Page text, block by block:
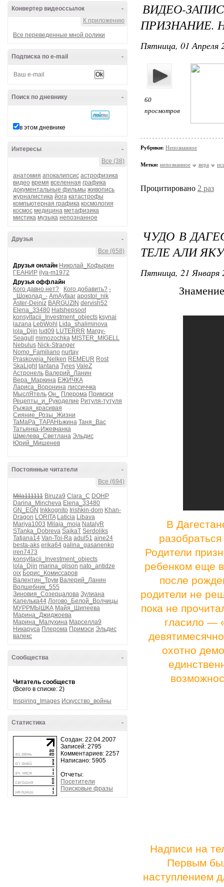
-
Конвертер видеоссылок
К приложению
Все переведенные мной ролики
-
Подписка по e-mail
-
Поиск по дневнику
в этом дневнике
-
Интересы
Все (38)
анатомия апокалипсис астрофизика
видео время вселенная графика
документальные фильмы живопись
журналистика йога катастрофы
компьютерная графика космология
космос медицина метафизика
мистика музыка непознанное
-
Друзья
Все (658)
Друзья онлайн Николай_Кофырин
ГЕАНИР ilya-m1972
Друзья оффлайн
Кого давно нет?
Кого добавить? -
_Шоколад_- AmAyfaar apostol_nik
Aster-Deiniz BARGUZIN dervish52
Elena_33480 Hatshepsoot
konsyltacii_Investment_objects ksynai
lazana LebWohl
Lida_shaliminova
lola_Djin lud09 LUTERRR Margy-
Seagull
mimozochka MISTER_MIGELL
Nebulus Nick-Stranger
Nomo_Familiano nurtay
Praskoveja_Nelken REMEUR Rost
SkaLight tantana Tyres ValeZ
Астронель Валерий_Ланин
Вера_Маркина ЕЖИЧКА
Лариса_Воронина лиссиччка
МыслЯтель Он_ Плерома Примэси
Рецепты_и_Рукоделие Ритуля-тутуля
Рыжая_красивая
Сияние_Розы_Жизни
ТаМаРа_ТАРАНЬжина Таня_Вас
Татьянка-Ижевчанка
Шмелева_Светлана Эльдис
Юрий_Мишенев
-
Постоянные читатели
Все (694)
Mila111111 Biruza9 Clara_C DOHP
Darina_Mincheva Elena_33480
GN_EGN Inkkognito Irishkin-dom Khan-
Dragon LORITA Laticia Libava
Mariya1003 Milaja_moja NatalyR
STanka_Dobreva SajkaT Serdoliks
Tatjana14 Van-Toi-Ra adul51 aine24
besta-aks erika64 galina_gasanenko
iren7473
konsyltacii_Investment_objects
lola_Djin marina_glison nato_antidze
oix Борис_Комиссаров
Валентин_Трум Валерий_Ланин
Волшебник_555
Зиновия_Созерцалова Зулиана
Капелька44 Логово_Белой_Волчицы
МУРРМЫШКА Майя_Шипеева
Марина_Джиджоева
Марина_Малухина Марселла9
Никаруса Плерома Примэси Эльдис
валекс
-
Сообщества
Читатель сообществ
(Всего в списке: 2)
Inspiring_Images Искусство_войны
-
Статистика
Создан: 22.04.2007
Записей: 2795
Комментариев: 2257
Написано: 5905
Отчеты:
Посетители
Поисковые фразы
ВИДЕО-
ПРИЗНАНИЕ.
Пятница, 01 Апреля
60
просмотров
Рубрики: Непознанное
Метки: непознанное вера
Процитировано 2 раз
ЧУДО В
ТЕЛЕ АЛИ
Пятница, 21 Января
В
Родители
ребенком еще
после
родители не
пока не
гласило —
охотно
Надписи на
Первым
наступлением